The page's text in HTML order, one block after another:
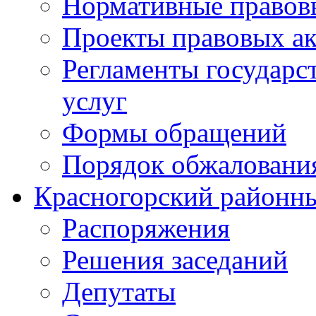
Проекты правовых
Регламенты
услуг
Формы обращений
Порядок
Красногорский
Распоряжения
Решения заседаний
Депутаты